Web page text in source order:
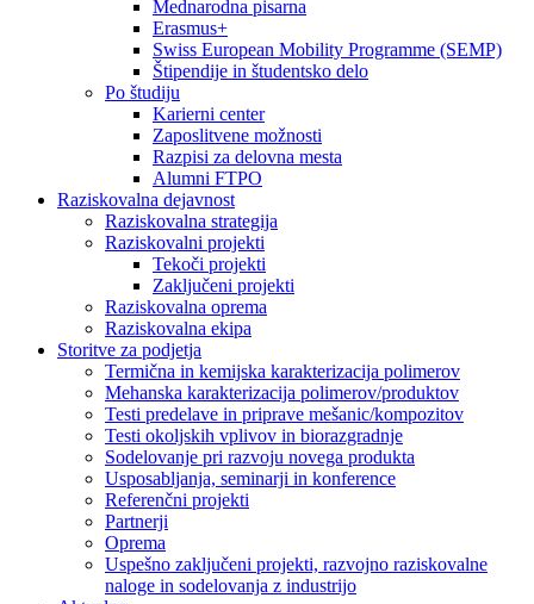
Mednarodna pisarna
Erasmus+
Swiss European Mobility Programme (SEMP)
Štipendije in študentsko delo
Po študiju
Karierni center
Zaposlitvene možnosti
Razpisi za delovna mesta
Alumni FTPO
Raziskovalna dejavnost
Raziskovalna strategija
Raziskovalni projekti
Tekoči projekti
Zaključeni projekti
Raziskovalna oprema
Raziskovalna ekipa
Storitve za podjetja
Termična in kemijska karakterizacija polimerov
Mehanska karakterizacija polimerov/produktov
Testi predelave in priprave mešanic/kompozitov
Testi okoljskih vplivov in biorazgradnje
Sodelovanje pri razvoju novega produkta
Usposabljanja, seminarji in konference
Referenčni projekti
Partnerji
Oprema
Uspešno zaključeni projekti, razvojno raziskovalne
naloge in sodelovanja z industrijo